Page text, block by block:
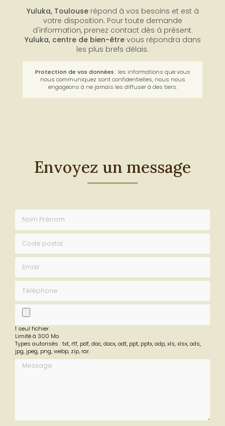
Yuluka, Toulouserépond à vos besoins et est à
votre disposition. Pour toute demande
d'information, prenez contact dès à présent.
Yuluka, centre de bien-êtrevous répondra dans
les plus brefs délais.
Protection de vos données : les informations que vous
nous communiquez sont confidentielles, nous nous
engageons à ne jamais les diffuser à des tiers.
Envoyez un message
Code postal
Email
fichier
1 seul fichier.
Limité à 300 Mo.
Types autorisés : txt, rtf, pdf, doc, docx, odt, ppt, pptx, odp, xls, xlsx, ods,
jpg, jpeg, png, webp, zip, rar.
Message